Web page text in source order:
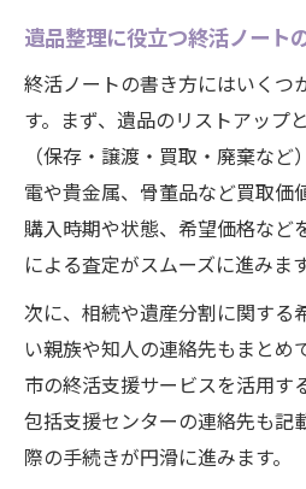
遺品整理に役立つ終活ノート
終活ノートの書き方にはいくつ
す。まず、遺品のリストアップ
（保存・譲渡・買取・廃棄な
電や貴金属、骨董品など買取価
購入時期や状態、希望価格など
による査定がスムーズに進みます
次に、相続や遺産分割に関する
い親族や知人の連絡先もまとめ
市の終活支援サービスを活用す
包括支援センターの連絡先も記
際の手続きが円滑に進みます。